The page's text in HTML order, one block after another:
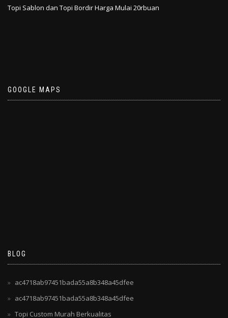
Topi Sablon dan Topi Bordir Harga Mulai 20rbuan
GOOGLE MAPS
BLOG
ac4718ab97451bada55a8b348a45dfee
ac4718ab97451bada55a8b348a45dfee
Topi Custom Murah Berkualitas